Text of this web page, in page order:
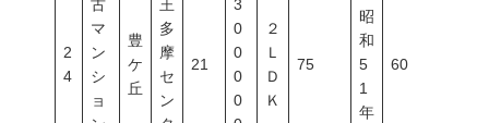
2
4
古
マ
ン
シ
ョ
豊
ケ
丘
王
多
摩
セ
ン
21
3
0
0
0
0
２
Ｌ
Ｄ
Ｋ
75
昭
和
5
1
年
60